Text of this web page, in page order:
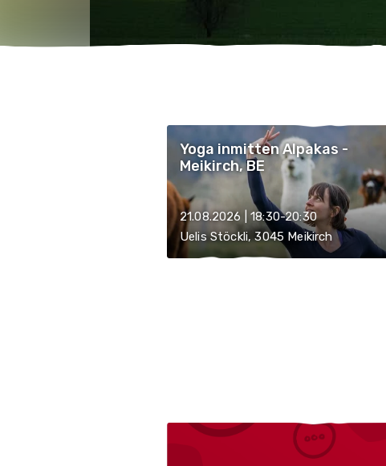
Yoga inmitten Alpakas -
Meikirch, BE
21.08.2026 | 18:30-20:30
Uelis Stöckli, 3045 Meikirch